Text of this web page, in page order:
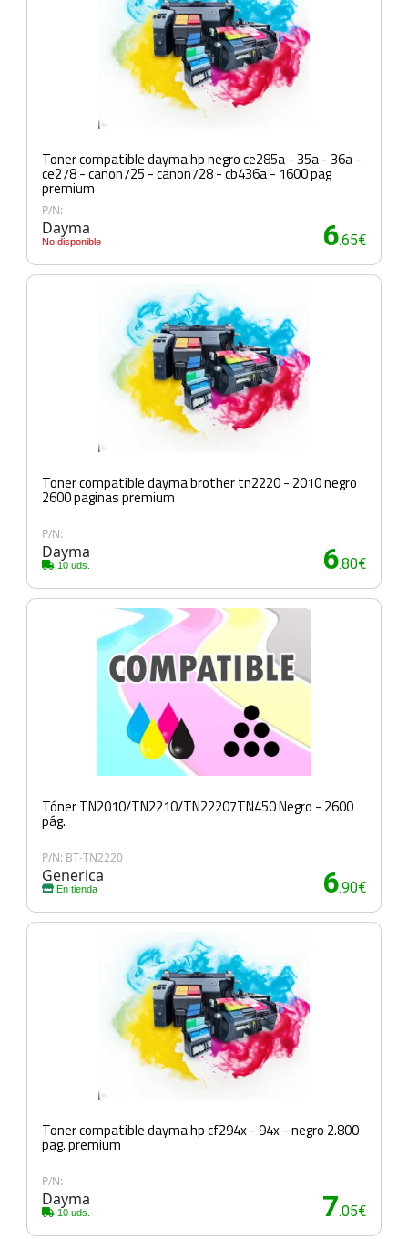
Toner compatible dayma hp negro ce285a - 35a - 36a -
ce278 - canon725 - canon728 - cb436a - 1600 pag
premium
P/N:
Dayma
No disponible 6.65€
Toner compatible dayma brother tn2220 - 2010 negro
2600 paginas premium
P/N:
Dayma
10 uds. 6.80€
Tóner TN2010/TN2210/TN22207TN450 Negro - 2600
pág.
P/N: BT-TN2220
Generica
En tienda 6.90€
Toner compatible dayma hp cf294x - 94x - negro 2.800
pag. premium
P/N:
Dayma
10 uds. 7.05€